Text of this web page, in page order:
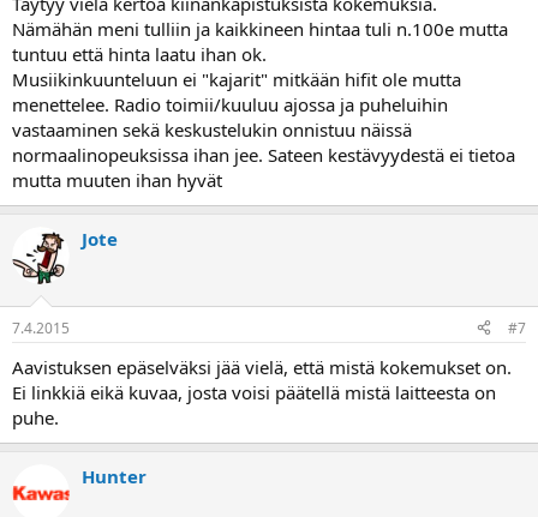
Nämähän meni tulliin ja kaikkineen hintaa tuli n.100e mutta
tuntuu että hinta laatu ihan ok.
Musiikinkuunteluun ei "kajarit" mitkään hifit ole mutta
menettelee. Radio toimii/kuuluu ajossa ja puheluihin
vastaaminen sekä keskustelukin onnistuu näissä
normaalinopeuksissa ihan jee. Sateen kestävyydestä ei tietoa
mutta muuten ihan hyvät
Jote
7.4.2015 #7
Aavistuksen epäselväksi jää vielä, että mistä kokemukset on.
Ei linkkiä eikä kuvaa, josta voisi päätellä mistä laitteesta on
puhe.
Hunter